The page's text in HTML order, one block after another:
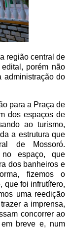
região central de
porém não
administração do
para a Praça de
dos espaços de
ao turismo,
a estrutura que
de Mossoró.
no espaço, que
dos banheiros e
fizemos o
que foi infrutífero,
uma reedição
a imprensa,
concorrer ao
breve e, num